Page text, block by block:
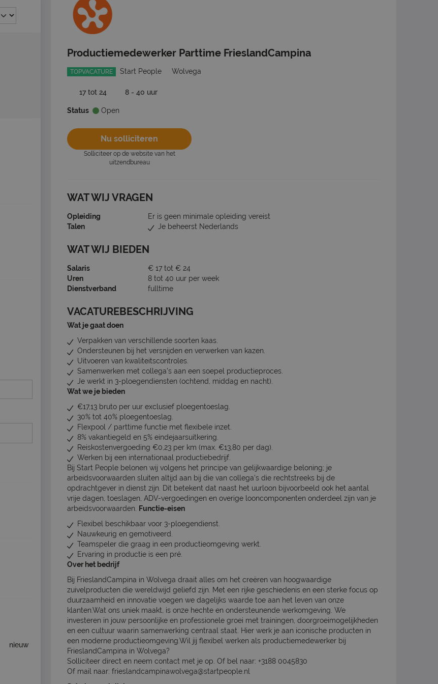
nieuw
Productiemedewerker Parttime FrieslandCampina
TOPVACATURE Start People Wolvega
17 tot 24 8 - 40 uur
Status Open
Nu solliciteren
Solliciteer op de website van het
uitzendbureau
WAT WIJ VRAGEN
Opleiding
Er is geen minimale opleiding vereist
Talen
Je beheerst Nederlands
WAT WIJ BIEDEN
Salaris
€ 17 tot € 24
Uren
8 tot 40 uur per week
Dienstverband
fulltime
VACATUREBESCHRIJVING
Wat je gaat doen
Verpakken van verschillende soorten kaas.
Ondersteunen bij het versnijden en verwerken van kazen.
Uitvoeren van kwaliteitscontroles.
Samenwerken met collega’s aan een soepel productieproces.
Je werkt in 3-ploegendiensten (ochtend, middag en nacht).
Wat we je bieden
€17,13 bruto per uur exclusief ploegentoeslag.
30% tot 40% ploegentoeslag.
Flexpool / parttime functie met flexibele inzet.
8% vakantiegeld en 5% eindejaarsuitkering.
Reiskostenvergoeding €0,23 per km (max. €13,80 per dag).
Werken bij een internationaal productiebedrijf.
Bij Start People belonen wij volgens het principe van gelijkwaardige beloning; je
arbeidsvoorwaarden sluiten altijd aan bij die van collega’s die rechtstreeks bij de
opdrachtgever in dienst zijn. Dit betekent dat naast het uurloon bijvoorbeeld ook het aantal
vrije dagen, toeslagen, ADV-vergoedingen en overige looncomponenten onderdeel zijn van je
arbeidsvoorwaarden. Functie-eisen
Flexibel beschikbaar voor 3-ploegendienst.
Nauwkeurig en gemotiveerd.
Teamspeler die graag in een productieomgeving werkt.
Ervaring in productie is een pré.
Over het bedrijf
Bij FrieslandCampina in Wolvega draait alles om het creëren van hoogwaardige
zuivelproducten die wereldwijd geliefd zijn. Met een rijke geschiedenis en een sterke focus op
duurzaamheid en innovatie voegen we dagelijks waarde toe aan het leven van onze
klanten.Wat ons uniek maakt, is onze hechte en ondersteunende werkomgeving. We
investeren in jouw persoonlijke en professionele groei met trainingen, doorgroeimogelijkheden
en een cultuur waarin samenwerking centraal staat. Hier werk je aan iconische producten in
een moderne productieomgeving.Wil jij flexibel werken als productiemedewerker bij
FrieslandCampina in Wolvega?
Solliciteer direct en neem contact met je op. Of bel naar: +3188 0045830
Of mail naar: frieslandcampinawolvega@startpeople.nl